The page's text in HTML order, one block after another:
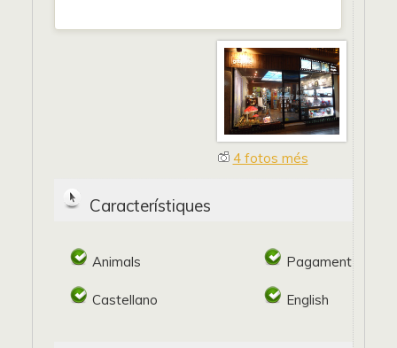
4 fotos més
Característiques
Animals Pagament
Castellano English